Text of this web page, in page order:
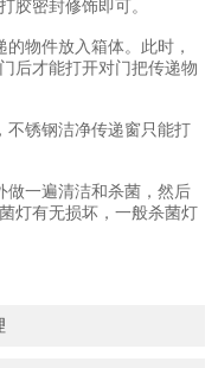
胶密封修饰即可。
物件放入箱体。此时，
后才能打开对门把传递物
锈钢洁净传递窗只能打
一遍清洁和杀菌，然后
灯有无损坏，一般杀菌灯